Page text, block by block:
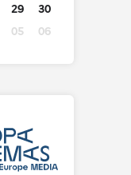
29
30
05 06